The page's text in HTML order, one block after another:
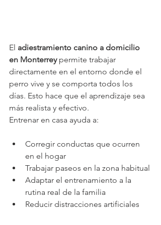
El adiestramiento canino a domicilio
en Monterrey permite trabajar
directamente en el entorno donde el
perro vive y se comporta todos los
días. Esto hace que el aprendizaje sea
más realista y efectivo.
Entrenar en casa ayuda a:
Corregir conductas que ocurren
en el hogar
Trabajar paseos en la zona habitual
Adaptar el entrenamiento a la
rutina real de la familia
Reducir distracciones artificiales